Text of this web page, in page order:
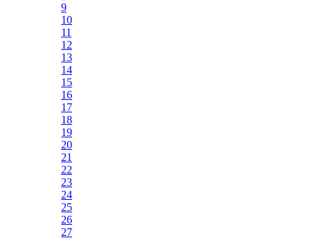
9
10
11
12
13
14
15
16
17
18
19
20
21
22
23
24
25
26
27